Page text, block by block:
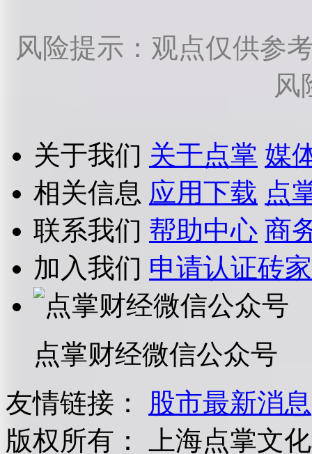
风险提示：观点仅供参
风
关于我们 关于点掌 媒
相关信息 应用下载 点
联系我们 帮助中心 商
加入我们 申请认证砖家
点掌财经微信公众号
友情链接：
股市最新消息
版权所有：
上海点掌文